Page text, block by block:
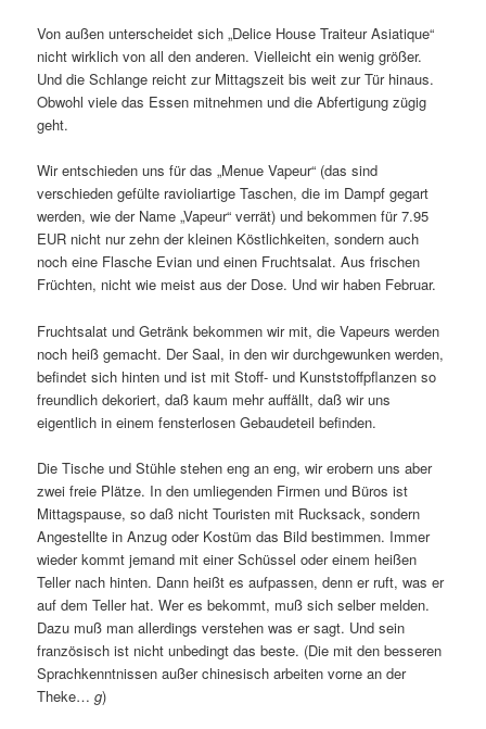
Von außen unterscheidet sich „Delice House Traiteur Asiatique“
nicht wirklich von all den anderen. Vielleicht ein wenig größer.
Und die Schlange reicht zur Mittagszeit bis weit zur Tür hinaus.
Obwohl viele das Essen mitnehmen und die Abfertigung zügig
geht.
Wir entschieden uns für das „Menue Vapeur“ (das sind
verschieden gefülte ravioliartige Taschen, die im Dampf gegart
werden, wie der Name „Vapeur“ verrät) und bekommen für 7.95
EUR nicht nur zehn der kleinen Köstlichkeiten, sondern auch
noch eine Flasche Evian und einen Fruchtsalat. Aus frischen
Früchten, nicht wie meist aus der Dose. Und wir haben Februar.
Fruchtsalat und Getränk bekommen wir mit, die Vapeurs werden
noch heiß gemacht. Der Saal, in den wir durchgewunken werden,
befindet sich hinten und ist mit Stoff- und Kunststoffpflanzen so
freundlich dekoriert, daß kaum mehr auffällt, daß wir uns
eigentlich in einem fensterlosen Gebaudeteil befinden.
Die Tische und Stühle stehen eng an eng, wir erobern uns aber
zwei freie Plätze. In den umliegenden Firmen und Büros ist
Mittagspause, so daß nicht Touristen mit Rucksack, sondern
Angestellte in Anzug oder Kostüm das Bild bestimmen. Immer
wieder kommt jemand mit einer Schüssel oder einem heißen
Teller nach hinten. Dann heißt es aufpassen, denn er ruft, was er
auf dem Teller hat. Wer es bekommt, muß sich selber melden.
Dazu muß man allerdings verstehen was er sagt. Und sein
französisch ist nicht unbedingt das beste. (Die mit den besseren
Sprachkenntnissen außer chinesisch arbeiten vorne an der
Theke…g)